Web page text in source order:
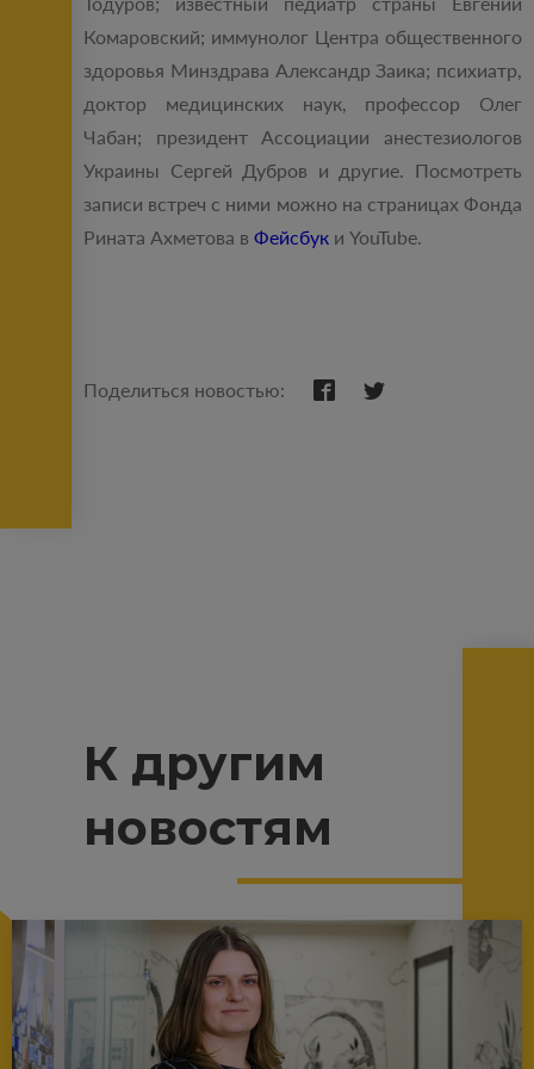
Комаровский; иммунолог Центра общественного
здоровья Минздрава Александр Заика; психиатр,
доктор медицинских наук, профессор Олег
Чабан; президент Ассоциации анестезиологов
Украины Сергей Дубров и другие. Посмотреть
записи встреч с ними можно на страницах Фонда
Рината Ахметова в Фейсбук и YouTube.
Поделиться новостью:
К другим
новостям